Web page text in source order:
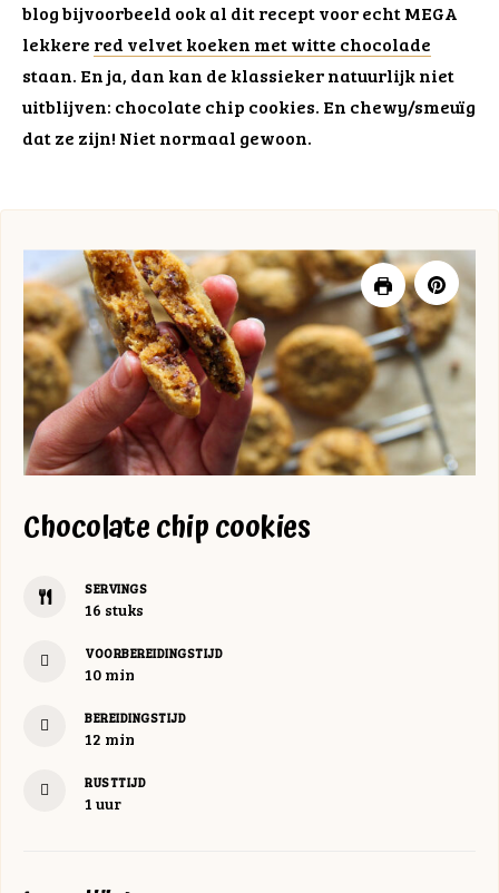
blog bijvoorbeeld ook al dit recept voor echt MEGA
lekkere red velvet koeken met witte chocolade
staan. En ja, dan kan de klassieker natuurlijk niet
uitblijven: chocolate chip cookies. En chewy/smeuïg
dat ze zijn! Niet normaal gewoon.
Chocolate chip cookies
SERVINGS
16 stuks
VOORBEREIDINGSTIJD
10minuten
min
BEREIDINGSTIJD
12 minuten
min
RUSTTIJD
1 uur
uur